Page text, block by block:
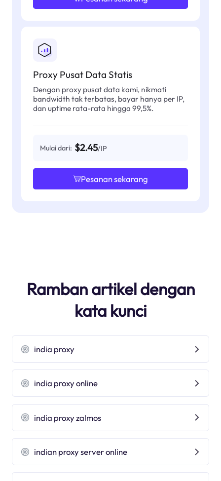
Proxy Pusat Data Statis
Dengan proxy pusat data kami, nikmati
bandwidth tak terbatas, bayar hanya per IP,
dan uptime rata-rata hingga 99,5%.
Mulai dari: $2.45/IP
Pesanan sekarang
Ramban artikel dengan
kata kunci
india proxy
india proxy online
india proxy zalmos
indian proxy server online